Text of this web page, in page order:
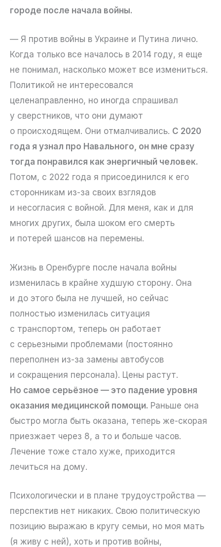
городе после начала войны.
— Я против войны в Украине и Путина лично.
Когда только все началось в 2014 году, я еще
не понимал, насколько может все измениться.
Политикой не интересовался
целенаправленно, но иногда спрашивал
у сверстников, что они думают
о происходящем. Они отмалчивались. С 2020
года я узнал про Навального, он мне сразу
тогда понравился как энергичный человек.
Потом, с 2022 года я присоединился к его
сторонникам из-за своих взглядов
и несогласия с войной. Для меня, как и для
многих других, была шоком его смерть
и потерей шансов на перемены.
Жизнь в Оренбурге после начала войны
изменилась в крайне худшую сторону. Она
и до этого была не лучшей, но сейчас
полностью изменилась ситуация
с транспортом, теперь он работает
с серьезными проблемами (постоянно
переполнен из-за замены автобусов
и сокращения персонала). Цены растут.
Но самое серьёзное — это падение уровня
оказания медицинской помощи. Раньше она
быстро могла быть оказана, теперь же-скорая
приезжает через 8, а то и больше часов.
Лечение тоже стало хуже, приходится
лечиться на дому.
Психологически и в плане трудоустройства —
перспектив нет никаких. Свою политическую
позицию выражаю в кругу семьи, но моя мать
(я живу с ней), хоть и против войны,